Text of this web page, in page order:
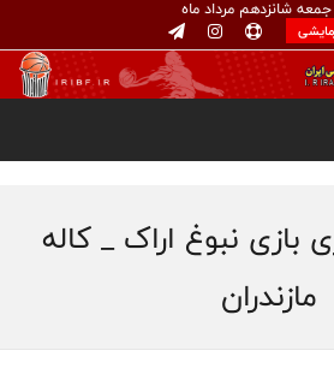
جمعه شانزدهم مرداد ماه
نبوغ اراک _ کاله
مازندران